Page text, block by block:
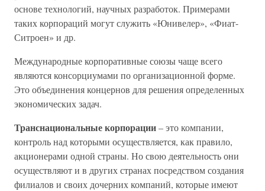
основе технологий, научных разработок. Примерами
таких корпораций могут служить «Юнивелер», «Фиат-
Ситроен» и др.
Международные корпоративные союзы чаще всего
являются консорциумами по организационной форме.
Это объединения концернов для решения определенных
экономических задач.
Транснациональные корпорации– это компании,
контроль над которыми осуществляется, как правило,
акционерами одной страны. Но свою деятельность они
осуществляют и в других странах посредством создания
филиалов и своих дочерних компаний, которые имеют